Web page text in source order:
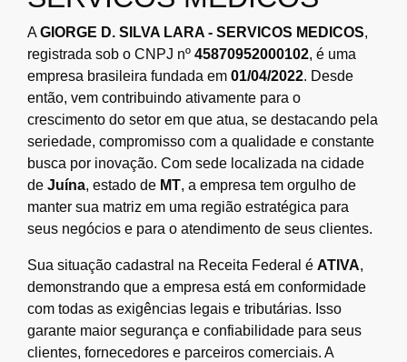
AGIORGE D. SILVA LARA - SERVICOS MEDICOS,
registrada sob o CNPJ nº 45870952000102, é uma
empresa brasileira fundada em 01/04/2022. Desde
então, vem contribuindo ativamente para o
crescimento do setor em que atua, se destacando pela
seriedade, compromisso com a qualidade e constante
busca por inovação. Com sede localizada na cidade
de Juína, estado de MT, a empresa tem orgulho de
manter sua matriz em uma região estratégica para
seus negócios e para o atendimento de seus clientes.
Sua situação cadastral na Receita Federal é ATIVA,
demonstrando que a empresa está em conformidade
com todas as exigências legais e tributárias. Isso
garante maior segurança e confiabilidade para seus
clientes, fornecedores e parceiros comerciais. A